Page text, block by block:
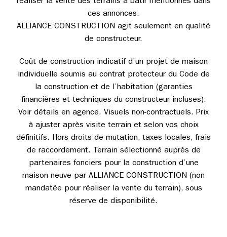
ces annonces.
ALLIANCE CONSTRUCTION agit seulement en qualité
de constructeur.
Coût de construction indicatif d’un projet de maison
individuelle soumis au contrat protecteur du Code de
la construction et de l’habitation (garanties
financières et techniques du constructeur incluses).
Voir détails en agence. Visuels non-contractuels. Prix
à ajuster après visite terrain et selon vos choix
définitifs. Hors droits de mutation, taxes locales, frais
de raccordement. Terrain sélectionné auprès de
partenaires fonciers pour la construction d’une
maison neuve par ALLIANCE CONSTRUCTION (non
mandatée pour réaliser la vente du terrain), sous
réserve de disponibilité.